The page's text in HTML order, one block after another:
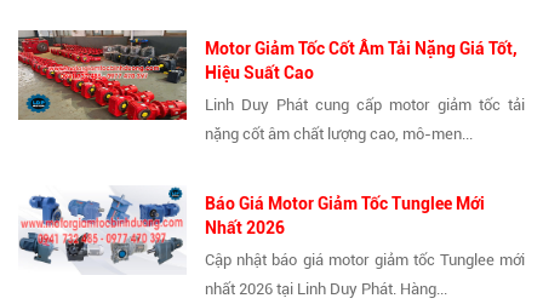
Motor Giảm Tốc Cốt Âm Tải Nặng Giá Tốt,
Hiệu Suất Cao
Linh Duy Phát cung cấp motor giảm tốc tải
nặng cốt âm chất lượng cao, mô-men...
Báo Giá Motor Giảm Tốc Tunglee Mới
Nhất 2026
Cập nhật báo giá motor giảm tốc Tunglee mới
nhất 2026 tại Linh Duy Phát. Hàng...